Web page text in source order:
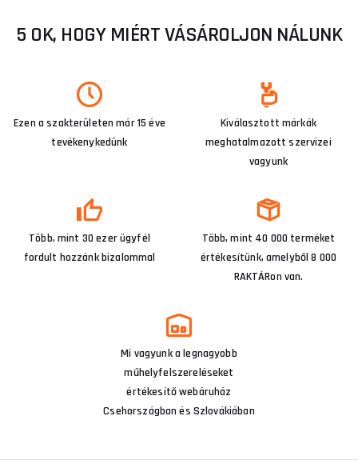
5 OK, HOGY MIÉRT VÁSÁROLJON NÁLUNK
Ezen a szakterületen már 15 éve
tevékenykedünk
Kiválasztott márkák
meghatalmazott szervizei
vagyunk
Több, mint 30 ezer ügyfél
fordult hozzánk bizalommal
Több, mint 40 000 terméket
értékesítünk, amelyből 8 000
RAKTÁRon van.
Mi vagyunk a legnagyobb
műhelyfelszereléseket
értékesítő webáruház
Csehországban és Szlovákiában